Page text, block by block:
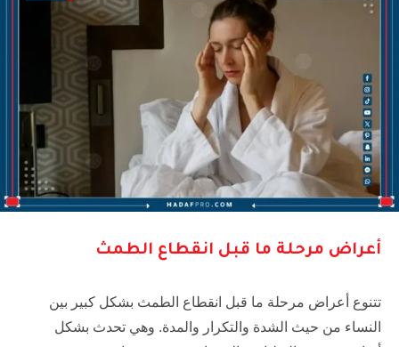
أعراض مرحلة ما قبل انقطاع الطمث
تتنوع أعراض مرحلة ما قبل انقطاع الطمث بشكل كبير بين
النساء من حيث الشدة والتكرار والمدة. وهي تحدث بشكل